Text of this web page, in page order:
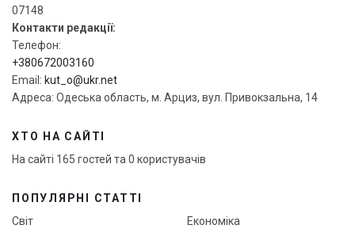
07148
Контакти редакції:
Телефон:
+380672003160
Email: kut_o@ukr.net
Адреса: Одеська область, м. Арциз, вул. Привокзальна, 14
ХТО НА САЙТІ
На сайті 165 гостей та 0 користувачів
ПОПУЛЯРНІ СТАТТІ
Світ
Економіка